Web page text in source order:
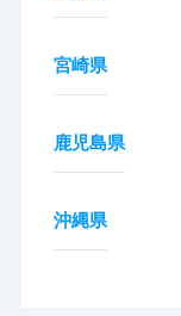
宮崎県
鹿児島県
沖縄県